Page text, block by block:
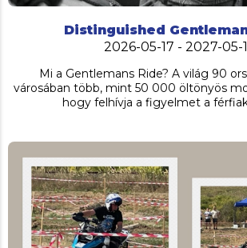
Distinguished
2026-05-17 - 2027-05-
Mi a Gentlemans Ride? A világ 90
városában több, mint 50 000 öltönyös
hogy felhívja a figyelmet a